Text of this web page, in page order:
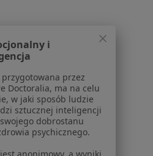
⁠142276657
Warszawy w Warszawie XII
KRS
Facebook
otwiera się w nowej karcie
i
przez
Doctoralia, ma na celu
w jaki sposób ludzie
sztucznej inteligencji
dobrostanu
psychicznego.